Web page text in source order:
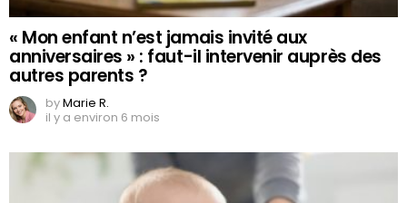
« Mon enfant n’est jamais invité aux
anniversaires » : faut-il intervenir auprès des
autres parents ?
byMarie R.
il y a environ 6 mois